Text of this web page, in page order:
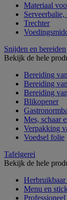
Materiaal
Serveerbalie,
Trechter
Snijden en bereiden
Bekijk de hele
Bereiding
Bereiding
Bereiding
Blikopener
Mes, schaar
Verpakking
Voedsel folie
Tafelgerei
Bekijk de hele
Herbruikbaar
Menu en